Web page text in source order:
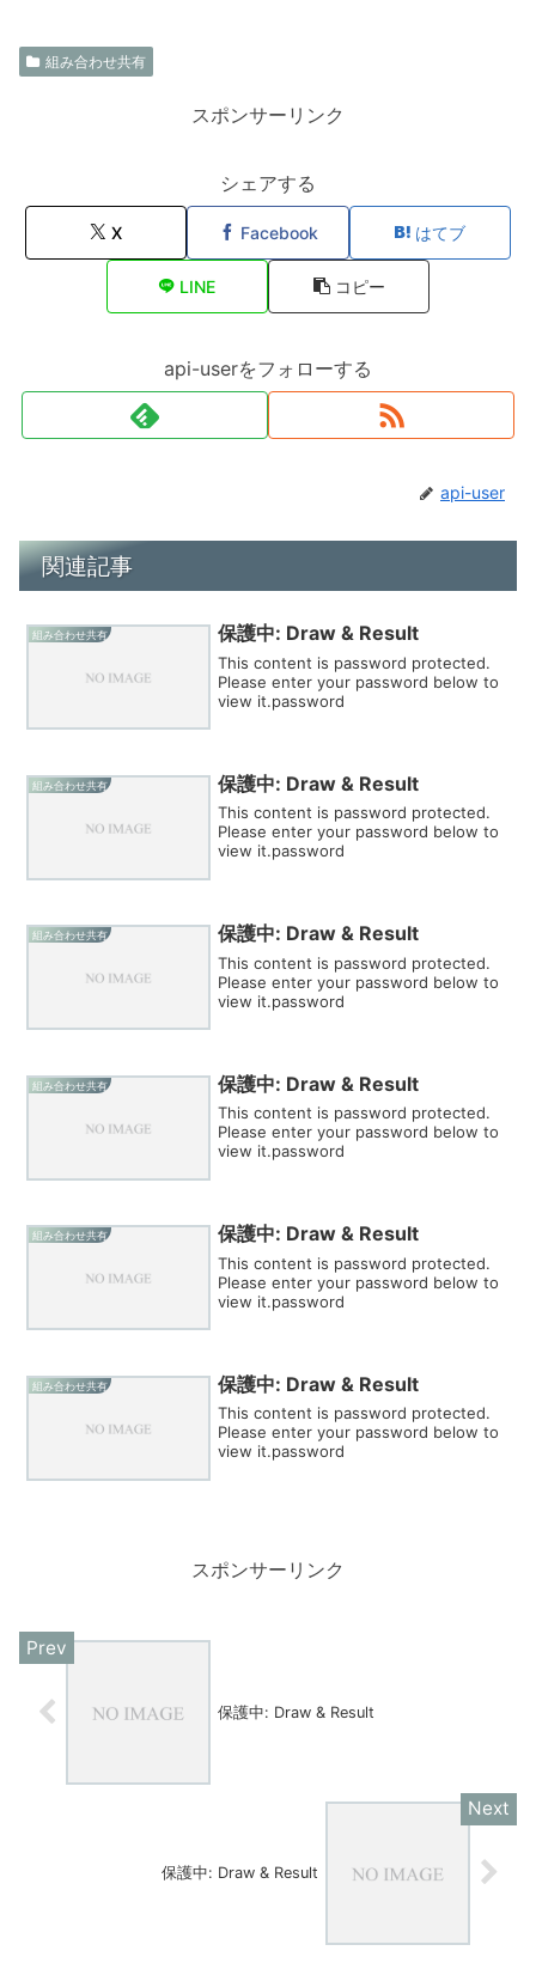
組み合わせ共有
スポンサーリンク
シェアする
X Facebook はてブ
LINE コピー
api-userをフォローする
api-user
関連記事
組み合わせ共有 保護中: Draw & Result
This content is password protected.
Please enter your password below to
view it.password
組み合わせ共有 保護中: Draw & Result
This content is password protected.
Please enter your password below to
view it.password
組み合わせ共有 保護中: Draw & Result
This content is password protected.
Please enter your password below to
view it.password
組み合わせ共有 保護中: Draw & Result
This content is password protected.
Please enter your password below to
view it.password
組み合わせ共有 保護中: Draw & Result
This content is password protected.
Please enter your password below to
view it.password
組み合わせ共有 保護中: Draw & Result
This content is password protected.
Please enter your password below to
view it.password
スポンサーリンク
保護中: Draw & Result
保護中: Draw & Result